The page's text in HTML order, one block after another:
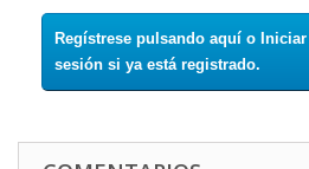
Regístrese pulsando aquí o Iniciar
sesión si ya está registrado.